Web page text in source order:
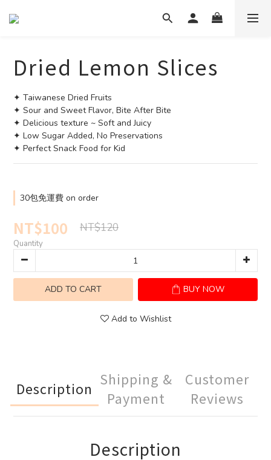
Dried Lemon Slices
✦ Taiwanese Dried Fruits
✦ Sour and Sweet Flavor, Bite After Bite
✦ Delicious texture ~ Soft and Juicy
✦ Low Sugar Added, No Preservations
✦ Perfect Snack Food for Kid
30包免運費 on order
NT$100 NT$120
Quantity
ADD TO CART BUY NOW
Add to Wishlist
Description
Shipping &
Payment
Customer
Reviews
Description